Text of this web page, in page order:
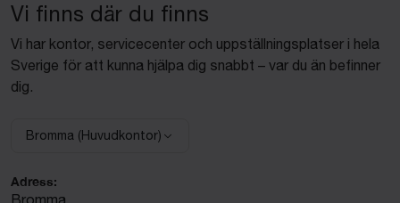
Vi finns där du finns
Vi har kontor, servicecenter och uppställningsplatser i hela
Sverige för att kunna hjälpa dig snabbt – var du än befinner
dig.
Välj anläggning:
Bromma (Huvudkontor)
Adress:
Bromma